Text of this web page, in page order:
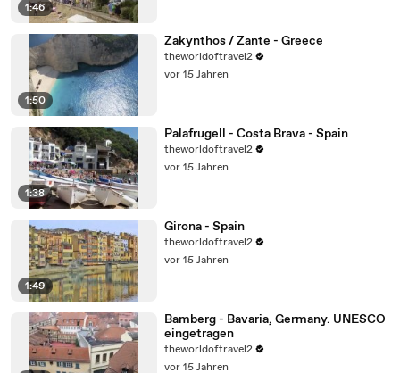
1:46
1:50
Zakynthos / Zante - Greece
theworldoftravel2
vor 15 Jahren
1:38
Palafrugell - Costa Brava - Spain
theworldoftravel2
vor 15 Jahren
1:49
Girona - Spain
theworldoftravel2
vor 15 Jahren
Bamberg - Bavaria, Germany. UNESCO
eingetragen
theworldoftravel2
vor 15 Jahren